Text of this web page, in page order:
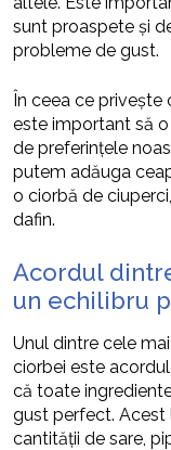
sunt proaspete și
probleme de gust.
În ceea ce privește
este important să
de preferințele
putem adăuga
o ciorbă de
dafin.
Acordul
un echilibru
Unul dintre cele
ciorbei este
că toate
gust perfect. Acest
cantității de sare,